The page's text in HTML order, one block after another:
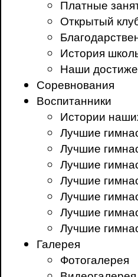
Платные
Открытый
История
Наши
Соревнования
Воспитанники
Истории
Лучшие
Лучшие
Лучшие
Лучшие
Лучшие
Лучшие
Лучшие
Галерея
Фотогалерея